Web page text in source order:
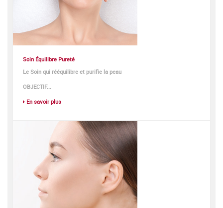
Soin Équilibre Pureté
Le Soin qui rééquilibre et purifie la peau
OBJECTIF...
En savoir plus